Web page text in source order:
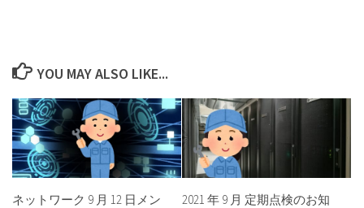
YOU MAY ALSO LIKE...
ネットワーク 9 月 12 日メン
2021 年 9 月 定期点検のお知